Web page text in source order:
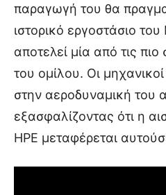
παραγωγή του θα
ιστορικό εργοστάσιο
αποτελεί μία από τις
του ομίλου. Οι
στην αεροδυναμική του
εξασφαλίζοντας ότι η
HPE μεταφέρεται